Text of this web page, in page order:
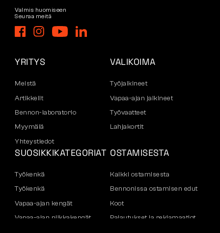
Valmis huomiseen
Seuraa meitä
YRITYS
Meistä
Artikkelit
Bennon-laboratorio
Myymälä
Yhteystiedot
VALIKOIMA
Työjalkineet
Vapaa-ajan jalkineet
Työvaatteet
Lahjakortit
SUOSIKKIKATEGORIAT
Työkenkä
Työkenkä
Vapaa-ajan kengät
Vapaa-ajan nilkkakengät
OSTAMISESTA
Kaikki ostamisesta
Bennonissa ostamisen edut
Koot
Palautukset ja reklamaatiot